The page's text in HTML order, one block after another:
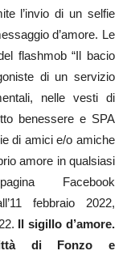
l’invio di un selfie
d’amore. Le
flashmob “Il bacio
di un servizio
nelle vesti di
benessere e SPA
di amici e/o amiche
amore in qualsiasi
Facebook
febbraio 2022,
Il sigillo d’amore.
di Fonzo e